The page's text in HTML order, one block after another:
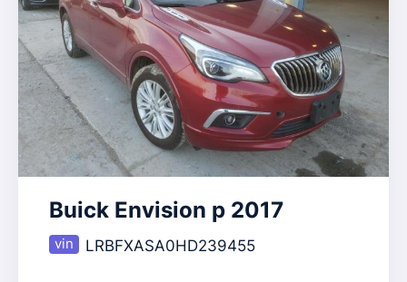
Buick Envision p 2017
LRBFXASA0HD239455